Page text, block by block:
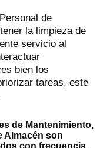
de
la limpieza de
servicio al
bien los
tareas, este
de Mantenimiento,
Almacén son
con frecuencia.